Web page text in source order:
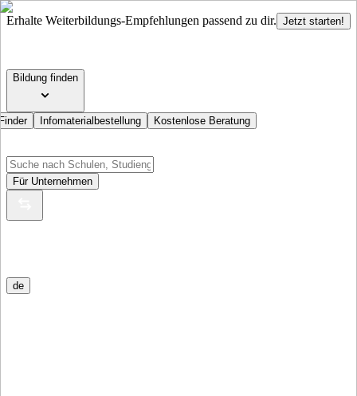
Erhalte Weiterbildungs-Empfehlungen passend zu dir. Jetzt starten!
Bildung finden
Infomaterialbestellung Kostenlose Beratung
Für Unternehmen
de